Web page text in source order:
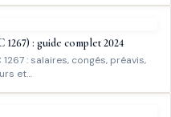
: guide complet 2024
: salaires, congés, préavis,
et…